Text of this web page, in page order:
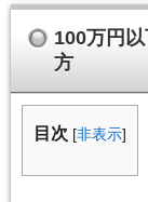
100万円
方
目次 [非表示]